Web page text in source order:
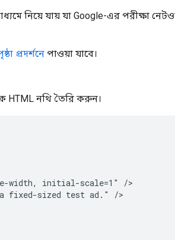
নিয়ে যায় যা Google-এর পরীক্ষা
প্রদর্শনে পাওয়া যাবে।
HTML নথি তৈরি করুন।
width, initial-scale=1" />
fixed-sized test ad." />